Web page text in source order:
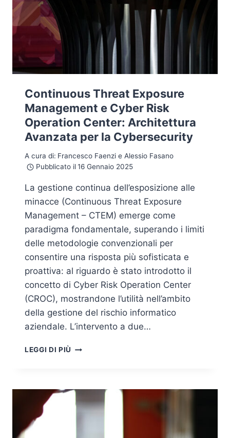
Continuous Threat Exposure
Management e Cyber Risk
Operation Center: Architettura
Avanzata per la Cybersecurity
A cura di: Francesco Faenzi e Alessio Fasano
Pubblicato il 16 Gennaio 2025
La gestione continua dell’esposizione alle
minacce (Continuous Threat Exposure
Management – CTEM) emerge come
paradigma fondamentale, superando i limiti
delle metodologie convenzionali per
consentire una risposta più sofisticata e
proattiva: al riguardo è stato introdotto il
concetto di Cyber Risk Operation Center
(CROC), mostrandone l’utilità nell’ambito
della gestione del rischio informatico
aziendale. L’intervento a due…
LEGGI DI PIÙ CONTINUOUS
E
CYBER
RISK